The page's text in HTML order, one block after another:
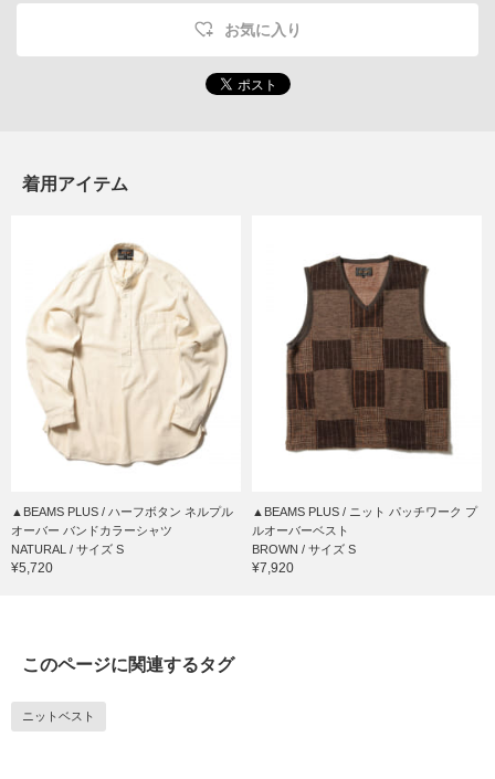
お気に入り
着用アイテム
▲BEAMS PLUS / ハーフボタン ネルプル
オーバー バンドカラーシャツ
NATURAL / サイズ S
¥5,720
▲BEAMS PLUS / ニット パッチワーク プ
ルオーバーベスト
BROWN / サイズ S
¥7,920
このページに関連するタグ
ニットベスト